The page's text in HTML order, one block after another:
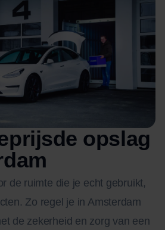
opslag
de ruimte die je echt gebruikt,
Zo regel je in Amsterdam
de zekerheid en zorg van een